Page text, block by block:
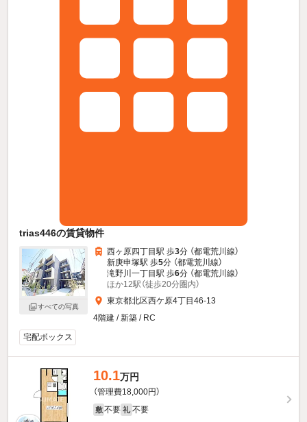
trias446の賃貸物件
すべての写真
西ヶ原四丁目駅 歩3分 （都電荒川線）
新庚申塚駅 歩5分 （都電荒川線）
滝野川一丁目駅 歩6分 （都電荒川線）
ほか12駅（徒歩20分圏内）
東京都北区西ケ原4丁目46-13
4階建 / 新築 / RC
宅配ボックス
10.1万円
（管理費18,000円）
敷 不要 礼 不要